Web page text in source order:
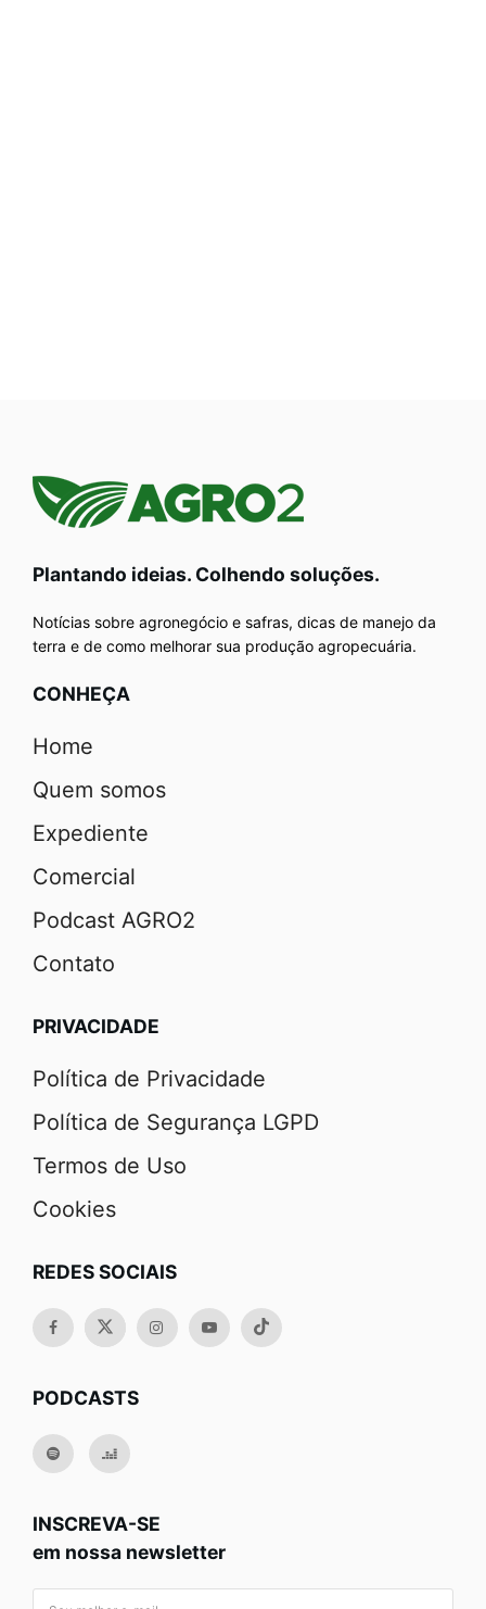
Plantando ideias. Colhendo soluções.
Notícias sobre agronegócio e safras, dicas de manejo da
terra e de como melhorar sua produção agropecuária.
CONHEÇA
Home
Quem somos
Expediente
Comercial
Podcast AGRO2
Contato
PRIVACIDADE
Política de Privacidade
Política de Segurança LGPD
Termos de Uso
Cookies
REDES SOCIAIS
PODCASTS
INSCREVA-SE
em nossa newsletter